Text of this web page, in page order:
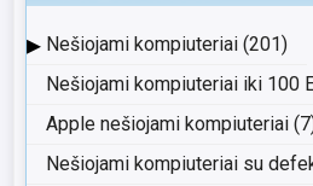
▸ Nešiojami kompiuteriai (201)
Nešiojami kompiuteriai iki 100
Apple nešiojami kompiuteriai
Nešiojami kompiuteriai su